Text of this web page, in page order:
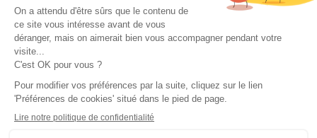
Inscrivez-vous à notre newsletter pour rester
informée des nouveautés médicales.